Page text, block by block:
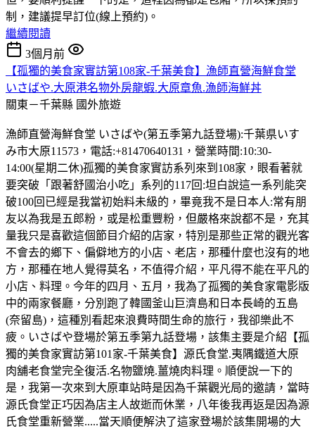
制，建議提早訂位(線上預約)。
繼續閱讀
3個月前
【孤獨的美食家實訪第108家-千葉美食】漁師直營海鮮食堂
いさばや.大原港名物外房龍蝦.大原章魚.漁師海鮮丼
關東－千葉縣 國外旅遊
漁師直營海鮮食堂 いさばや(第五季第九話登場):千葉県いす
み市大原11573，電話:+81470640131，營業時間:10:30-
14:00(星期二休)孤獨的美食家實訪系列來到108家，眼看著就
要突破「跟著舒國治小吃」系列的117回:坦白說這一系列能突
破100回已經是我當初始料未級的，畢竟我不是日本人:常有朋
友以為我是五郎粉，或是松重豐粉，但嚴格來說都不是，充其
量我只是喜歡這個節目介紹的店家，特別是那些正常的觀光客
不會去的鄉下、偏僻地方的小店、老店，那種什麼也沒有的地
方，那種在地人覺得莫名，不值得介紹，平凡得不能在平凡的
小店、料理。今年的四月、五月，我為了孤獨的美食家電影版
中的兩家餐廳，分別跑了韓國釜山巨濟島和日本長崎的五島
(奈留島)，這種別看起來浪費時間生命的旅行，我卻樂此不
疲。いさばや登場於第五季第九話登場，該集主要是介紹【孤
獨的美食家實訪第101家-千葉美食】源氏食堂.夷隅鐵道大原
肉舖老食堂完全復活.名物鹽燒.薑燒肉料理。順便說一下的
是，我第一次來到大原車站時是因為千葉觀光局的邀請，當時
源氏食堂正巧因為店主人故逝而休業，八年後我再返是因為源
氏食堂重新營業.....當天順便解決了這家登場於該集開場的大